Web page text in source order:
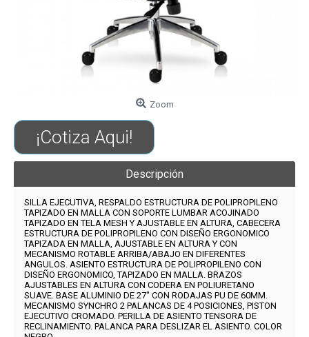
Zoom
¡Cotiza Aqui!
Descripción
SILLA EJECUTIVA, RESPALDO ESTRUCTURA DE POLIPROPILENO
TAPIZADO EN MALLA CON SOPORTE LUMBAR ACOJINADO
TAPIZADO EN TELA MESH Y AJUSTABLE EN ALTURA, CABECERA
ESTRUCTURA DE POLIPROPILENO CON DISEÑO ERGONOMICO
TAPIZADA EN MALLA, AJUSTABLE EN ALTURA Y CON
MECANISMO ROTABLE ARRIBA/ABAJO EN DIFERENTES
ANGULOS. ASIENTO ESTRUCTURA DE POLIPROPILENO CON
DISEÑO ERGONOMICO, TAPIZADO EN MALLA. BRAZOS
AJUSTABLES EN ALTURA CON CODERA EN POLIURETANO
SUAVE. BASE ALUMINIO DE 27" CON RODAJAS PU DE 60MM.
MECANISMO SYNCHRO 2 PALANCAS DE 4 POSICIONES, PISTON
EJECUTIVO CROMADO. PERILLA DE ASIENTO TENSORA DE
RECLINAMIENTO. PALANCA PARA DESLIZAR EL ASIENTO. COLOR